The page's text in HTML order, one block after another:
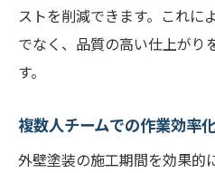
ストを削減できます。これに
でなく、品質の高い仕上がり
す。
複数人チームでの作業効率
外壁塗装の施工期間を効果的